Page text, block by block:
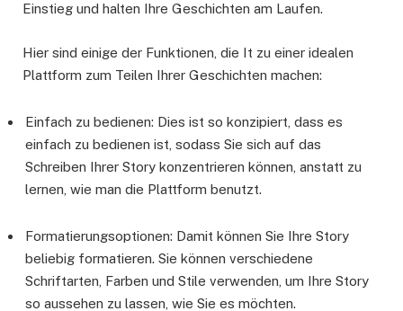
Einstieg und halten Ihre Geschichten am Laufen.
Hier sind einige der Funktionen, die It zu einer idealen
Plattform zum Teilen Ihrer Geschichten machen:
Einfach zu bedienen: Dies ist so konzipiert, dass es
einfach zu bedienen ist, sodass Sie sich auf das
Schreiben Ihrer Story konzentrieren können, anstatt zu
lernen, wie man die Plattform benutzt.
Formatierungsoptionen: Damit können Sie Ihre Story
beliebig formatieren. Sie können verschiedene
Schriftarten, Farben und Stile verwenden, um Ihre Story
so aussehen zu lassen, wie Sie es möchten.